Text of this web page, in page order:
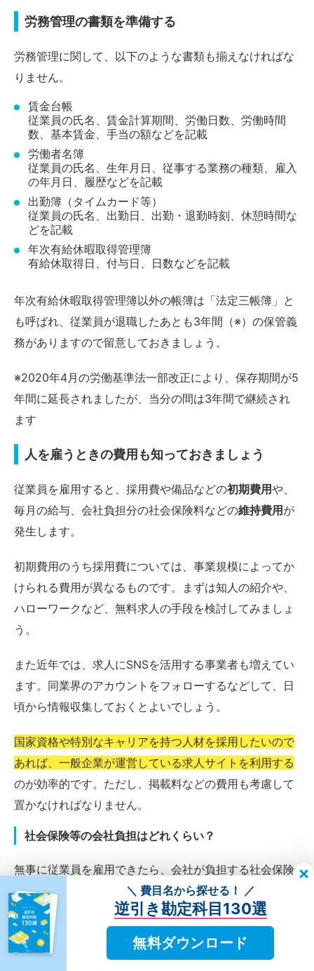
労務管理の書類を準備する
労務管理に関して、以下のような書類も揃えなければな
りません。
賃金台帳
従業員の氏名、賃金計算期間、労働日数、労働時間
数、基本賃金、手当の額などを記載
労働者名簿
従業員の氏名、生年月日、従事する業務の種類、雇入
の年月日、履歴などを記載
出勤簿（タイムカード等）
従業員の氏名、出勤日、出勤・退勤時刻、休憩時間な
どを記載
年次有給休暇取得管理簿
有給休取得日、付与日、日数などを記載
年次有給休暇取得管理簿以外の帳簿は「法定三帳簿」と
も呼ばれ、従業員が退職したあとも3年間（※）の保管義
務がありますので留意しておきましょう。
※2020年4月の労働基準法一部改正により、保存期間が5
年間に延長されましたが、当分の間は3年間で継続され
ます
人を雇うときの費用も知っておきましょう
従業員を雇用すると、採用費や備品などの初期費用や、
毎月の給与、会社負担分の社会保険料などの維持費用が
発生します。
初期費用のうち採用費については、事業規模によってか
けられる費用が異なるものです。まずは知人の紹介や、
ハローワークなど、無料求人の手段を検討してみましょ
う。
また近年では、求人にSNSを活用する事業者も増えてい
ます。同業界のアカウントをフォローするなどして、日
頃から情報収集しておくとよいでしょう。
国家資格や特別なキャリアを持つ人材を採用したいので
あれば、一般企業が運営している求人サイトを利用する
のが効率的です。ただし、掲載料などの費用も考慮して
置かなければなりません。
社会保険等の会社負担はどれくらい？
無事に従業員を雇用できたら、会社が負担する社会保険
料・労働保険料についても、確認しておきましょう。
たとえば都内飲食店で20代の従業員を雇い、月収20万円
（ボーナスなし）を支払う場合、あくまで概算となりま
＼ 費目名から探せる！ ／
逆引き勘定科目130選
無料ダウンロード